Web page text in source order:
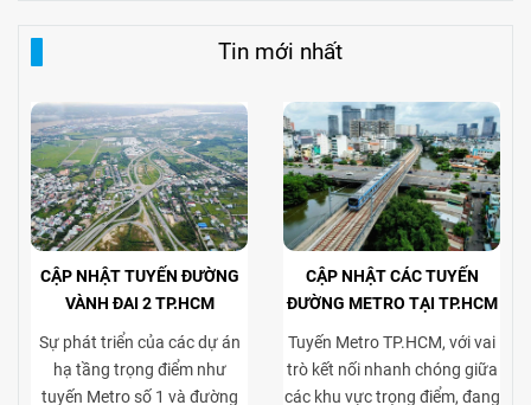
Tin mới nhất
CẬP NHẬT TUYẾN ĐƯỜNG
VÀNH ĐAI 2 TP.HCM
Sự phát triển của các dự án
hạ tầng trọng điểm như
tuyến Metro số 1 và đường
CẬP NHẬT CÁC TUYẾN
ĐƯỜNG METRO TẠI TP.HCM
Tuyến Metro TP.HCM, với vai
trò kết nối nhanh chóng giữa
các khu vực trọng điểm, đang